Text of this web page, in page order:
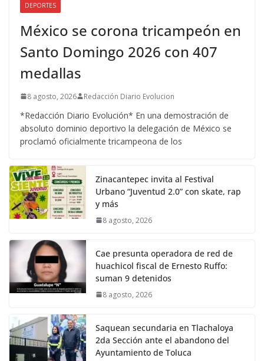
DEPORTES
México se corona tricampeón en
Santo Domingo 2026 con 407
medallas
8 agosto, 2026 Redacción Diario Evolucion
*Redacción Diario Evolución* En una demostración de
absoluto dominio deportivo la delegación de México se
proclamó oficialmente tricampeona de los
Zinacantepec invita al Festival
Urbano “Juventud 2.0” con skate, rap
y más
8 agosto, 2026
Cae presunta operadora de red de
huachicol fiscal de Ernesto Ruffo:
suman 9 detenidos
8 agosto, 2026
Saquean secundaria en Tlachaloya
2da Sección ante el abandono del
Ayuntamiento de Toluca